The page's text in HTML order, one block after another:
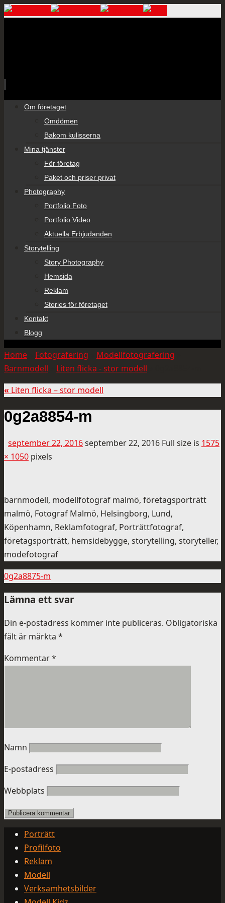
Om företaget
Omdömen
Bakom kulisserna
Mina tjänster
För företag
Paket och priser privat
Photography
Portfolio Foto
Portfolio Video
Aktuella Erbjudanden
Storytelling
Story Photography
Hemsida
Reklam
Stories för företaget
Kontakt
Blogg
Home Fotografering Modellfotografering
Barnmodell
Liten flicka - stor modell
« Liten flicka – stor modell
0g2a8854-m
september 22, 2016september 22, 2016 Full size is 1575
× 1050 pixels
barnmodell, modellfotograf malmö, företagsporträtt
malmö, Fotograf Malmö, Helsingborg, Lund,
Köpenhamn, Reklamfotograf, Porträttfotograf,
företagsporträtt, hemsidebygge, storytelling, storyteller,
modefotograf
0g2a8875-m
Lämna ett svar
Din e-postadress kommer inte publiceras. Obligatoriska
fält är märkta *
Kommentar*
Namn
E-postadress
Webbplats
Porträtt
Profilfoto
Reklam
Modell
Verksamhetsbilder